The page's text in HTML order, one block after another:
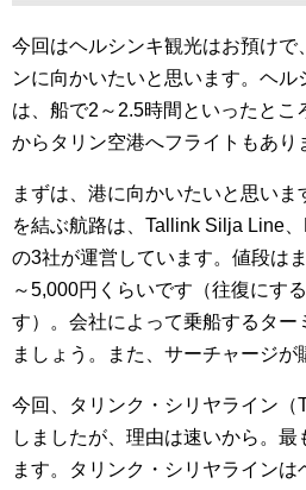
今回はヘルシンキ観光はお預けで
ンに向かいたいと思います。ヘル
は、船で2～2.5時間といったとこ
からタリン空港へフライトもあり
まずは、港に向かいたいと思い
を結ぶ航路は、Tallink Silja Line
の3社が運営しています。値段は
～5,000円くらいです（往復にす
す）。会社によって乗船するター
ましょう。また、サーチャージが
今回、タリンク・シリヤライン
しましたが、理由は速いから。
ます。タリンク・シリヤライン